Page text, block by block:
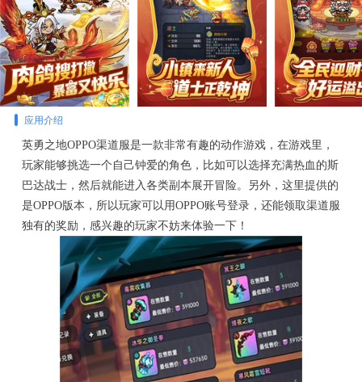
应用介绍
英勇之地OPPO渠道服是一款非常有趣的动作游戏，在游戏里，
玩家能够挑选一个自己钟爱的角色，比如可以选择充满热血的斯
巴达战士，然后就能进入各类副本展开冒险。另外，这里提供的
是OPPO版本，所以玩家可以用OPPO账号登录，还能领取渠道服
独有的奖励，感兴趣的玩家不妨来体验一下！